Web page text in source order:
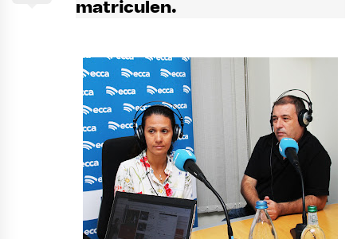
matriculen.